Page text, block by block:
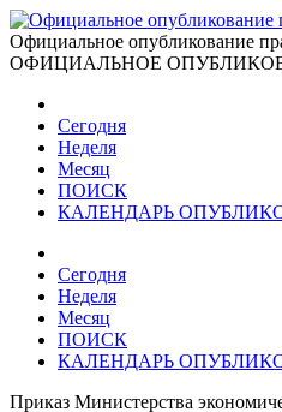
Официальное опубликование
ОФИЦИАЛЬНОЕ
Сегодня
Неделя
Месяц
ПОИСК
КАЛЕНДАРЬ
Сегодня
Неделя
Месяц
ПОИСК
КАЛЕНДАРЬ
Приказ Министерства